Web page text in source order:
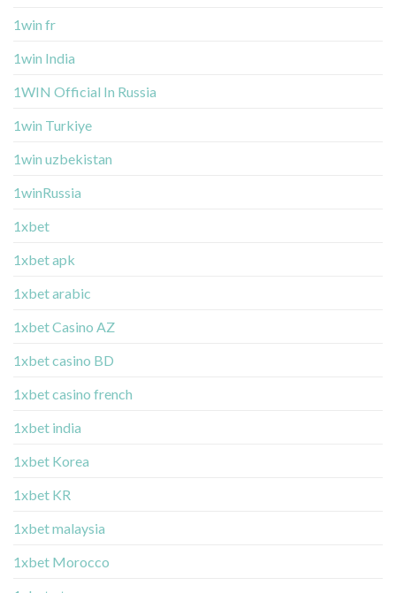
1win fr
1win India
1WIN Official In Russia
1win Turkiye
1win uzbekistan
1winRussia
1xbet
1xbet apk
1xbet arabic
1xbet Casino AZ
1xbet casino BD
1xbet casino french
1xbet india
1xbet Korea
1xbet KR
1xbet malaysia
1xbet Morocco